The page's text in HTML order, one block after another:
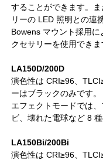
することができます。
リーの LED 照明との連
Bowens マウント採用
クセサリーを使用できま
LA150D/200D
演色性は CRI≥96、
ーはブラックのみです。
エフェクトモードでは
ビ、壊れた電球など 8
LA150Bi/200Bi
演色性は CRI≥96、